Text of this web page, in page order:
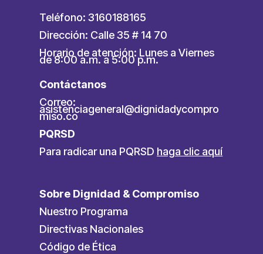
Teléfono: 3160188165
Dirección: Calle 35 # 14 70
Horario de atención: Lunes a Viernes
de 8:00 a.m. a 5:00 p.m.
Contáctanos
Correo:
asistenciageneral@dignidadycompro
miso.co
PQRSD
Para radicar una PQRSD haga clic aquí
Sobre Dignidad & Compromiso
Nuestro Programa
Directivas Nacionales
Código de Ética